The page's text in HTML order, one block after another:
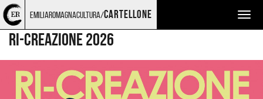
Torna
alla
home
page
Cerca
nel
sito
Salta
ai
contenuti
Salta
al
menu
principale
emiliaromagnacultura/cartellone
TEATRO E DANZA
RI-CREAZIONE 2026